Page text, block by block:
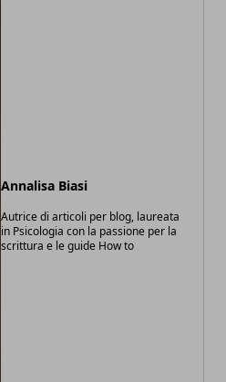
Annalisa Biasi
Autrice di articoli per blog, laureata
in Psicologia con la passione per la
scrittura e le guide How to